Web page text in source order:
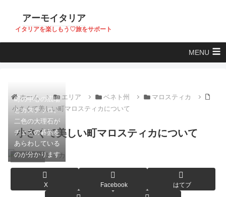
アーモイタリア
イタリアを楽しもう♡旅をサポート
MENU
ホーム エリア ベネト州
マロスティカ
小さくて美しい町マロスティカについて
小さくて美しい町マロスティカについて
マロスティカ
町の中心の広場
とカステッロ。
二色の大理石が
チェスの碁盤を
あらわしている
のが分かります
X Facebook はてブ